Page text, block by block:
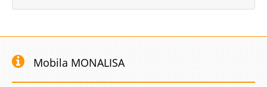
Mobila MONALISA